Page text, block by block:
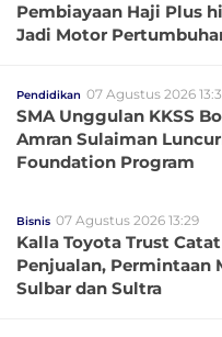
Pembiayaan Haji Plus
Jadi Motor
Pendidikan 07 Agustus 2026
SMA Unggulan KKSS
Amran Sulaiman
Foundation Program
Bisnis 07 Agustus 2026 13:29
Kalla Toyota Trust
Penjualan, Permintaan
Sulbar dan Sultra